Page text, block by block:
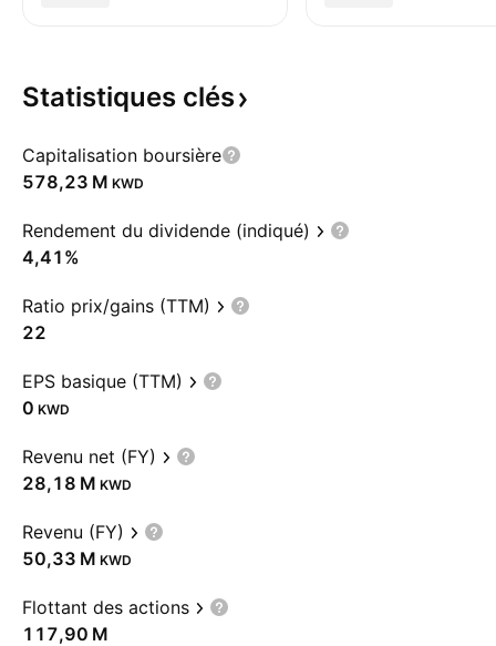
Statistiques clés
Capitalisation boursière
‪578,23 M‬ KWD
Rendement du dividende (indiqué)
4,41%
Ratio prix/gains (TTM)
22
EPS basique (TTM)
0 KWD
Revenu net (FY)
‪28,18 M‬ KWD
Revenu (FY)
‪50,33 M‬ KWD
Flottant des actions
‪117,90 M‬